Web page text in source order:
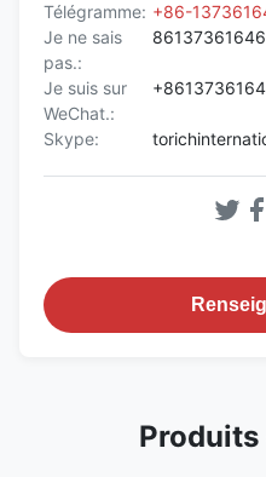
Télégramme: +86-
Je ne sais
pas.:
Je suis sur
WeChat.:
Skype: